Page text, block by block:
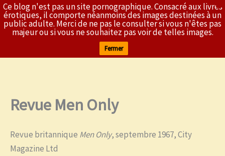
Ce blog n'est pas un site pornographique. Consacré aux livres
érotiques, il comporte néanmoins des images destinées à un
public adulte. Merci de ne pas le consulter si vous n'êtes pas
majeur ou si vous ne souhaitez pas voir de telles images.
Fermer
Aller
contenu
Revue Men Only
Revue britannique Men Only, septembre 1967, City
Magazine Ltd
L'Érothèque